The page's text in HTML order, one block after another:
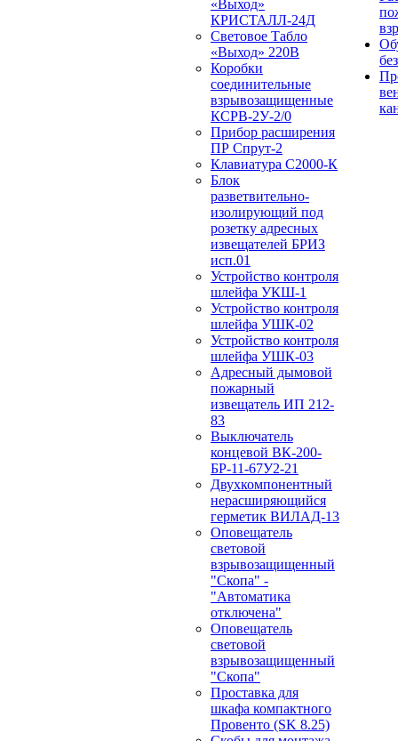
«Выход»
КРИСТАЛЛ-24Д
Световое Табло
«Выход» 220В
Коробки
соединительные
взрывозащищенные
КСРВ-2У-2/0
Прибор расширения
ПР Спрут-2
Клавиатура С2000-К
Блок
разветвительно-
изолирующий под
розетку адресных
извещателей БРИЗ
исп.01
Устройство контроля
шлейфа УКШ-1
Устройство контроля
шлейфа УШК-02
Устройство контроля
шлейфа УШК-03
Адресный дымовой
пожарный
извещатель ИП 212-
83
Выключатель
концевой ВК-200-
БР-11-67У2-21
Двухкомпонентный
нерасширяющийся
герметик ВИЛАД-13
Оповещатель
световой
взрывозащищенный
"Скопа" -
"Автоматика
отключена"
Оповещатель
световой
взрывозащищенный
"Скопа"
Проставка для
шкафа компактного
Провенто (SK 8.25)